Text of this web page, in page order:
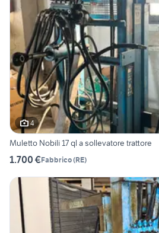
4
Muletto Nobili 17 ql a sollevatore trattore
1.700 €Fabbrico(RE)